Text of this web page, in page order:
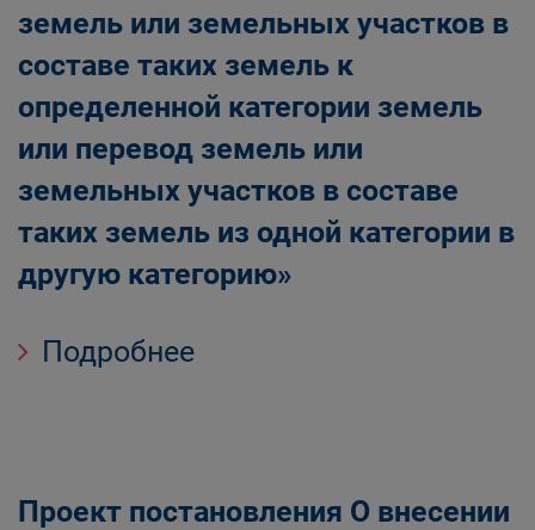
земель или земельных участков в
составе таких земель к
определенной категории земель
или перевод земель или
земельных участков в составе
таких земель из одной категории в
другую категорию»
Подробнее
Проект постановления О внесении